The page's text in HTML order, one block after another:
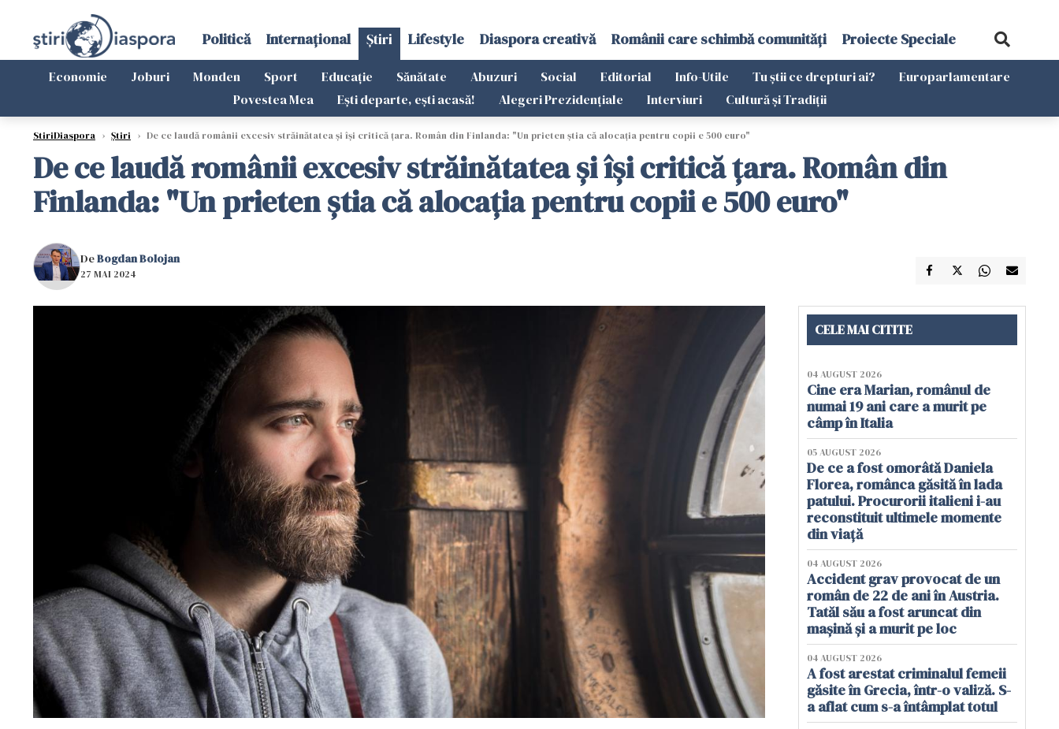
Politică Internațional Știri Lifestyle Diaspora creativă Românii care schimbă comunități Proiecte Speciale
Economie Joburi Monden Sport Educație Sănătate Abuzuri Social Editorial Info-Utile Tu știi ce drepturi ai?
Europarlamentare
Povestea Mea
Ești departe, ești acasă! Alegeri Prezidențiale Interviuri Cultură și Tradiții
StiriDiaspora › Știri › De ce laudă românii excesiv străinătatea și își critică țara. Român din Finlanda: "Un prieten știa că alocația pentru copii e 500 euro"
De ce laudă românii excesiv străinătatea și își critică țara. Român din
Finlanda: "Un prieten știa că alocația pentru copii e 500 euro"
DeBogdan Bolojan
27 MAI 2024
CELE MAI CITITE
04 AUGUST 2026
Cine era Marian, românul de
numai 19 ani care a murit pe
câmp în Italia
05 AUGUST 2026
De ce a fost omorâtă Daniela
Florea, românca găsită în lada
patului. Procurorii italieni i-au
reconstituit ultimele momente
din viață
04 AUGUST 2026
Accident grav provocat de un
român de 22 de ani în Austria.
Tatăl său a fost aruncat din
mașină și a murit pe loc
04 AUGUST 2026
A fost arestat criminalul femeii
găsite în Grecia, într-o valiză. S-
a aflat cum s-a întâmplat totul